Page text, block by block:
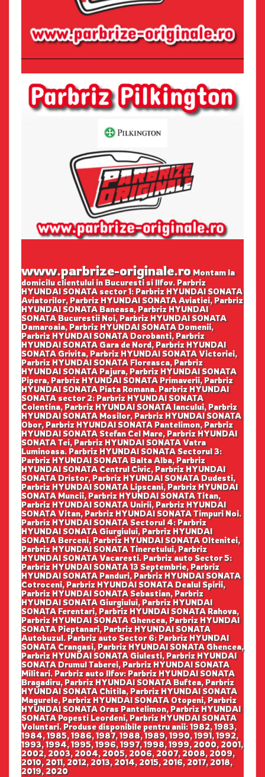
www.parbrize-originale.roMontam la
domicilu clientului in Bucuresti si Ilfov. Parbriz
HYUNDAI SONATA sector 1: Parbriz HYUNDAI SONATA
Aviatorilor, Parbriz HYUNDAI SONATA Aviatiei, Parbriz
HYUNDAI SONATA Baneasa, Parbriz HYUNDAI
SONATA Bucurestii Noi, Parbriz HYUNDAI SONATA
Damaroaia, Parbriz HYUNDAI SONATA Domenii,
Parbriz HYUNDAI SONATA Dorobanti, Parbriz
HYUNDAI SONATA Gara de Nord, Parbriz HYUNDAI
SONATA Grivita, Parbriz HYUNDAI SONATA Victoriei,
Parbriz HYUNDAI SONATA Floreasca, Parbriz
HYUNDAI SONATA Pajura, Parbriz HYUNDAI SONATA
Pipera, Parbriz HYUNDAI SONATA Primaverii, Parbriz
HYUNDAI SONATA Piata Romana. Parbriz HYUNDAI
SONATA sector 2: Parbriz HYUNDAI SONATA
Colentina, Parbriz HYUNDAI SONATA Iancului, Parbriz
HYUNDAI SONATA Mosilor, Parbriz HYUNDAI SONATA
Obor, Parbriz HYUNDAI SONATA Pantelimon, Parbriz
HYUNDAI SONATA Stefan Cel Mare, Parbriz HYUNDAI
SONATA Tei, Parbriz HYUNDAI SONATA Vatra
Luminoasa. Parbriz HYUNDAI SONATA Sectorul 3:
Parbriz HYUNDAI SONATA Balta Alba, Parbriz
HYUNDAI SONATA Centrul Civic, Parbriz HYUNDAI
SONATA Dristor, Parbriz HYUNDAI SONATA Dudesti,
Parbriz HYUNDAI SONATA Lipscani, Parbriz HYUNDAI
SONATA Muncii, Parbriz HYUNDAI SONATA Titan,
Parbriz HYUNDAI SONATA Unirii, Parbriz HYUNDAI
SONATA Vitan, Parbriz HYUNDAI SONATA Timpuri Noi.
Parbriz HYUNDAI SONATA Sectorul 4: Parbriz
HYUNDAI SONATA Giurgiului, Parbriz HYUNDAI
SONATA Berceni, Parbriz HYUNDAI SONATA Oltenitei,
Parbriz HYUNDAI SONATA Tineretului, Parbriz
HYUNDAI SONATA Vacaresti. Parbriz auto Sector 5:
Parbriz HYUNDAI SONATA 13 Septembrie, Parbriz
HYUNDAI SONATA Panduri, Parbriz HYUNDAI SONATA
Cotroceni, Parbriz HYUNDAI SONATA Dealul Spirii,
Parbriz HYUNDAI SONATA Sebastian, Parbriz
HYUNDAI SONATA Giurgiului, Parbriz HYUNDAI
SONATA Ferentari, Parbriz HYUNDAI SONATA Rahova,
Parbriz HYUNDAI SONATA Ghencea, Parbriz HYUNDAI
SONATA Pieptanari, Parbriz HYUNDAI SONATA
Autobuzul. Parbriz auto Sector 6: Parbriz HYUNDAI
SONATA Crangasi, Parbriz HYUNDAI SONATA Ghencea,
Parbriz HYUNDAI SONATA Giulesti, Parbriz HYUNDAI
SONATA Drumul Taberei, Parbriz HYUNDAI SONATA
Militari. Parbriz auto Ilfov: Parbriz HYUNDAI SONATA
Bragadiru, Parbriz HYUNDAI SONATA Buftea, Parbriz
HYUNDAI SONATA Chitila, Parbriz HYUNDAI SONATA
Magurele, Parbriz HYUNDAI SONATA Otopeni, Parbriz
HYUNDAI SONATA Oras Pantelimon, Parbriz HYUNDAI
SONATA Popesti Leordeni, Parbriz HYUNDAI SONATA
Voluntari. Produse disponibile pentru anii: 1982, 1983,
1984, 1985, 1986, 1987, 1988, 1989, 1990, 1991, 1992,
1993, 1994, 1995, 1996, 1997, 1998, 1999, 2000, 2001,
2002, 2003, 2004, 2005, 2006, 2007, 2008, 2009,
2010, 2011, 2012, 2013, 2014, 2015, 2016, 2017, 2018,
2019, 2020